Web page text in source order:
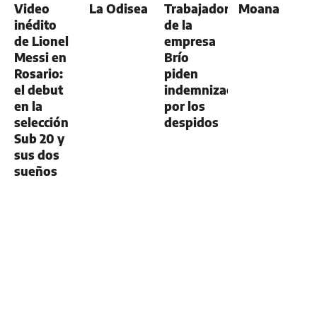
Video
inédito
de Lionel
Messi en
Rosario:
el debut
en la
selección
Sub 20 y
sus dos
sueños
La Odisea
Trabajadores
de la
empresa
Brío
piden
indemnización
por los
despidos
Moana